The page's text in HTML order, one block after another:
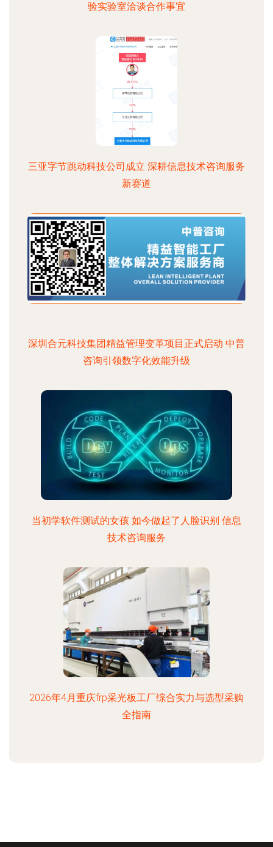
验实验室洽谈合作事宜
三亚字节跳动科技公司成立 深耕信息技术咨询服务
新赛道
深圳合元科技集团精益管理变革项目正式启动 中普
咨询引领数字化效能升级
当初学软件测试的女孩 如今做起了人脸识别 信息
技术咨询服务
2026年4月重庆frp采光板工厂综合实力与选型采购
全指南